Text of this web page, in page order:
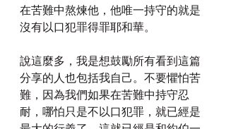
在苦難中熬煉他，他唯一持守的就是
沒有以口犯罪得罪耶和華。
說這麼多，我是想鼓勵所有看到這篇
分享的人也包括我自己。不要懼怕苦
難，因為我們如果在苦難中持守忍
耐，哪怕只是不以口犯罪，就已經是